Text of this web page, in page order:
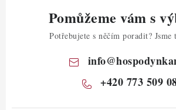
Pomůžeme vám s
Potřebujete s něčím poradit? Jsme
info@
+420 773 509